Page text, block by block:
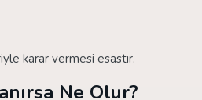
karar vermesi esastır.
Ne Olur?